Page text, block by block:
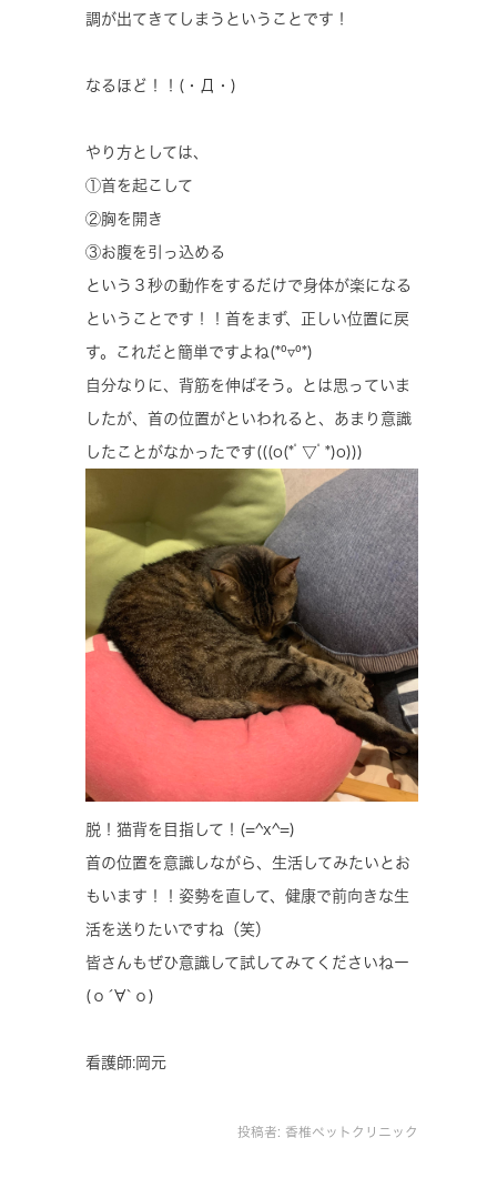
調が出てきてしまうということです！
なるほど！！(・Д・)
やり方としては、
①首を起こして
②胸を開き
③お腹を引っ込める
という３秒の動作をするだけで身体が楽になる
ということです！！首をまず、正しい位置に戻
す。これだと簡単ですよね(*⁰▿⁰*)
自分なりに、背筋を伸ばそう。とは思っていま
したが、首の位置がといわれると、あまり意識
したことがなかったです(((o(*ﾟ▽ﾟ*)o)))
脱！猫背を目指して！(=^x^=)
首の位置を意識しながら、生活してみたいとお
もいます！！姿勢を直して、健康で前向きな生
活を送りたいですね（笑）
皆さんもぜひ意識して試してみてくださいねー
(о´∀`о)
看護師:岡元
投稿者: 香椎ペットクリニック